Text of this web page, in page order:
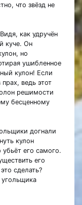
что звёзд не
как удручён
куче. Он
но
ушибленное
кулон! Если
ведь этот
решимости
бесценному
догнали
кулон
его самого.
его
сделать?